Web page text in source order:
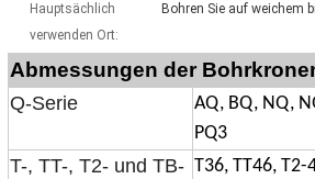
Hauptsächlich
verwenden Ort:
Bohren Sie auf weichem
Abmessungen der
Q-Serie
AQ, BQ, NQ,
PQ3
T-, TT-, T2- und TB- T36, TT46, T2-